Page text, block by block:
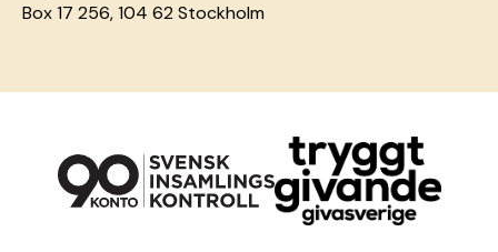
Box 17 256, 104 62 Stockholm